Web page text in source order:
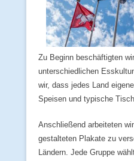
Zu Beginn beschäftigten
unterschiedlichen
wir, dass jedes Land
Speisen und typische
Anschließend arbeiteten
gestalteten Plakate zu
Ländern. Jede Gruppe